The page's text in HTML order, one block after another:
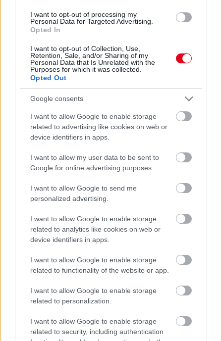
I want to opt-out of processing my
Personal Data for Targeted Advertising.
Opted In
I want to opt-out of Collection, Use,
Retention, Sale, and/or Sharing of my
Personal Data that Is Unrelated with the
Purposes for which it was collected.
Opted Out
Google consents
I want to allow Google to enable storage
related to advertising like cookies on web or
device identifiers in apps.
I want to allow my user data to be sent to
Google for online advertising purposes.
I want to allow Google to send me
personalized advertising.
I want to allow Google to enable storage
related to analytics like cookies on web or
device identifiers in apps.
I want to allow Google to enable storage
related to functionality of the website or app.
I want to allow Google to enable storage
related to personalization.
I want to allow Google to enable storage
related to security, including authentication
Nem tud úrrá lenni a fékproblémákon a Cadillac
Hiába hoztak az F1-es Magyar Nagydíjra fejlesztést is hozzá,
továbbra is szenvednek a fékhűtési problémáktól a Cadillacnél –
ismerte el Valtteri Bottas. A gond a leglátványosabban
Spielbergben ütötte fel a fejét, amikor mindkét autó kiesett
emiatt az első körökben. Ezért a Formula-1 új csapata a
Hungaroringre már új fékhűtő csatornával készült, de a
a problémát, így Bottas kiállni kényszerült.
A finn elismerte: a Magyar Nagydíjon bebizonyosodott, hogy
újítás ide vagy oda, nagyobb légáramlásra van szükség a
fékeknél, még ha extrém is volt a helyszín meg a hőmérséklet.
„A fékek egyszerűen túlmelegednek, és eljutunk arra a pontra,
amikor belül minden elkezd égni. És ez nyilván mindent
elszálltak a fékek, mert szerintem a fékvezetékek elégtek. Ezért
kellett a bokszbejárati fal mellett megállnom az autóval.”